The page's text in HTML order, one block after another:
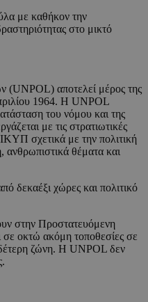
με καθήκον την
στο μικτό
αποτελεί μέρος της
1964. Η UNPOL
του νόμου και της
με τις στρατιωτικές
σχετικά με την πολιτική
ανθρωπιστικά θέματα και
δεκαέξι χώρες και πολιτικό
στην Προστατευόμενη
οκτώ ακόμη τοποθεσίες σε
ζώνη. Η UNPOL δεν